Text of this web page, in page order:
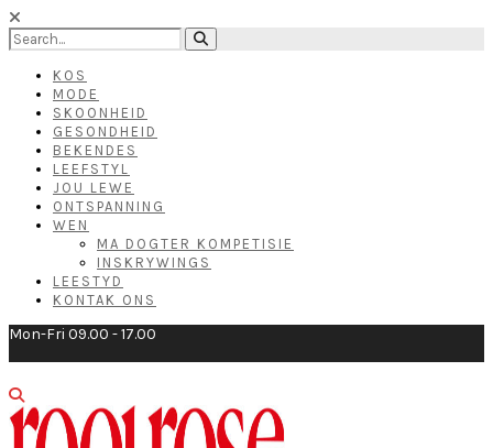
KOS
MODE
SKOONHEID
GESONDHEID
BEKENDES
LEEFSTYL
JOU LEWE
ONTSPANNING
WEN
MA DOGTER KOMPETISIE
INSKRYWINGS
LEESTYD
KONTAK ONS
Mon-Fri 09.00 - 17.00